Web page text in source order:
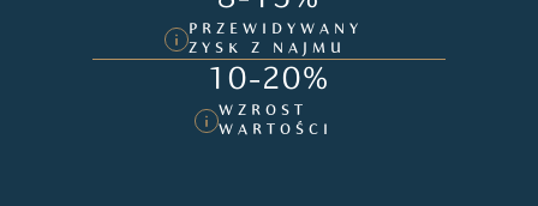
PRZEWIDYWANY
ZYSK Z NAJMU
10-20%
WZROST
WARTOŚCI